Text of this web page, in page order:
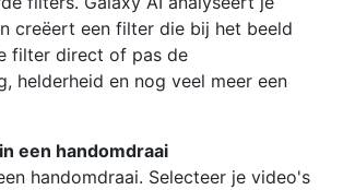
creëert een filter die bij het beeld
filter direct of pas de
helderheid en nog veel meer een
een handomdraai
handomdraai. Selecteer je video's